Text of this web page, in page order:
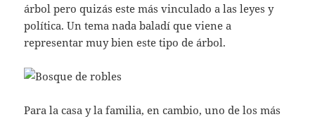
árbol pero quizás este más vinculado a las leyes y
política. Un tema nada baladí que viene a
representar muy bien este tipo de árbol.
Para la casa y la familia, en cambio, uno de los más